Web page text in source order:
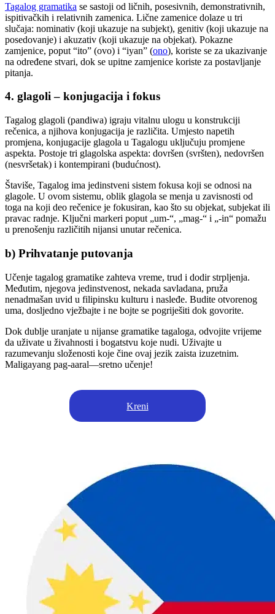
Tagalog gramatika se sastoji od ličnih, posesivnih, demonstrativnih,
ispitivačkih i relativnih zamenica. Lične zamenice dolaze u tri
slučaja: nominativ (koji ukazuje na subjekt), genitiv (koji ukazuje na
posedovanje) i akuzativ (koji ukazuje na objekat). Pokazne
zamjenice, poput “ito” (ovo) i “iyan” (ono), koriste se za ukazivanje
na određene stvari, dok se upitne zamjenice koriste za postavljanje
pitanja.
4. glagoli – konjugacija i fokus
Tagalog glagoli (pandiwa) igraju vitalnu ulogu u konstrukciji
rečenica, a njihova konjugacija je različita. Umjesto napetih
promjena, konjugacije glagola u Tagalogu uključuju promjene
aspekta. Postoje tri glagolska aspekta: dovršen (svršten), nedovršen
(nesvršetak) i kontempirani (budućnost).
Štaviše, Tagalog ima jedinstveni sistem fokusa koji se odnosi na
glagole. U ovom sistemu, oblik glagola se menja u zavisnosti od
toga na koji deo rečenice je fokusiran, kao što su objekat, subjekat ili
pravac radnje. Ključni markeri poput „um-“, „mag-“ i „-in“ pomažu
u prenošenju različitih nijansi unutar rečenica.
b) Prihvatanje putovanja
Učenje tagalog gramatike zahteva vreme, trud i dodir strpljenja.
Međutim, njegova jedinstvenost, nekada savladana, pruža
nenadmašan uvid u filipinsku kulturu i nasleđe. Budite otvorenog
uma, dosljedno vježbajte i ne bojte se pogriješiti dok govorite.
Dok dublje uranjate u nijanse gramatike tagaloga, odvojite vrijeme
da uživate u živahnosti i bogatstvu koje nudi. Uživajte u
razumevanju složenosti koje čine ovaj jezik zaista izuzetnim.
Maligayang pag-aaral—sretno učenje!
Kreni